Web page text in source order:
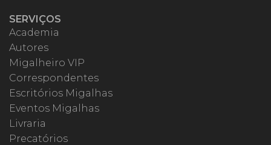
SERVIÇOS
Academia
Autores
Migalheiro VIP
Correspondentes
Escritórios Migalhas
Eventos Migalhas
Livraria
Precatórios